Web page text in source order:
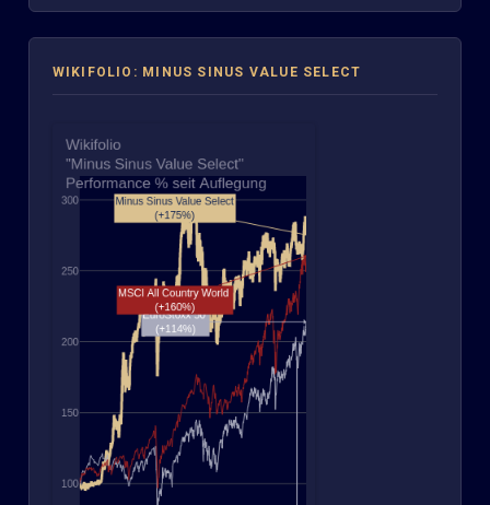
WIKIFOLIO: MINUS SINUS VALUE SELECT